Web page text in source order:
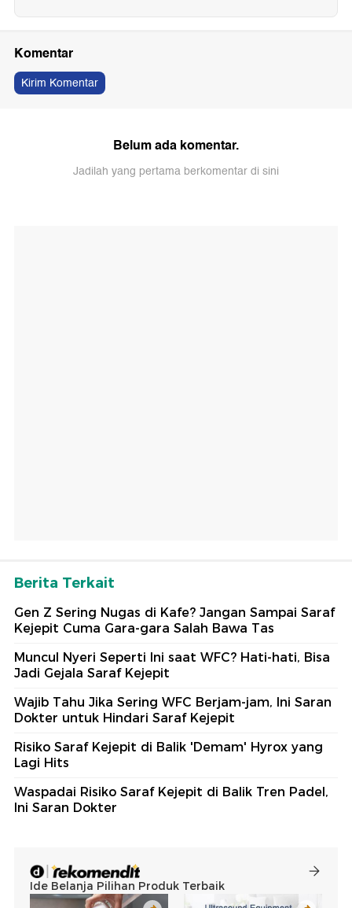
Komentar
Kirim Komentar
Belum ada komentar.
Jadilah yang pertama berkomentar di sini
Berita Terkait
Gen Z Sering Nugas di Kafe? Jangan Sampai Saraf
Kejepit Cuma Gara-gara Salah Bawa Tas
Muncul Nyeri Seperti Ini saat WFC? Hati-hati, Bisa
Jadi Gejala Saraf Kejepit
Wajib Tahu Jika Sering WFC Berjam-jam, Ini Saran
Dokter untuk Hindari Saraf Kejepit
Risiko Saraf Kejepit di Balik 'Demam' Hyrox yang
Lagi Hits
Waspadai Risiko Saraf Kejepit di Balik Tren Padel,
Ini Saran Dokter